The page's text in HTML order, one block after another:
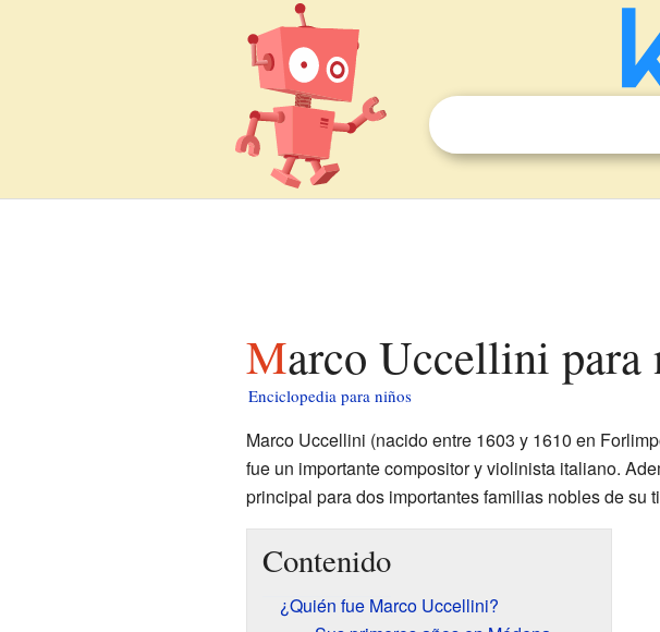
Marco Uccellini
Enciclopedia para niños
Marco Uccellini (nacido entre 1603 y 1610 en
fue un importante compositor y violinista italiano.
principal para dos importantes familias nobles de su
Contenido
¿Quién fue Marco Uccellini?